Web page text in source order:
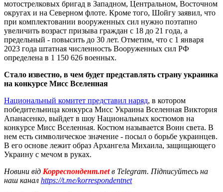
мотострелковых бригад в Западном, Центральном, Восточном
округах и на Северном флоте. Кроме того, Шойгу заявил, что
при комплектовании вооруженных сил нужно поэтапно
увеличить возраст призыва граждан с 18 до 21 года, а
предельный - повысить до 30 лет. Отметим, что с 1 января
2023 года штатная численность Вооруженных сил РФ
определена в 1 150 626 военных.
Стало известно, в чем будет представлять страну украинка
на конкурсе Мисс Вселенная
Национальный комитет представил наряд, в котором
победительница конкурса Мисс Украина Вселенная Виктория
Апанасенко, выйдет в шоу Национальных костюмов на
конкурсе Мисс Вселенная. Костюм называется Воин света. В
нем есть символическое значение - посыл о борьбе украинцев.
В его основе лежит образ Архангела Михаила, защищающего
Украину с мечом в руках.
Новини від Корреспондент.netв Telegram. Підписуйтесь на
наш канал https://t.me/korrespondentnet